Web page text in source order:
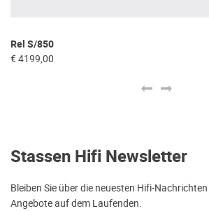
Rel S/850
€ 4199,00
Stassen Hifi Newsletter
Bleiben Sie über die neuesten Hifi-
Angebote auf dem Laufenden.